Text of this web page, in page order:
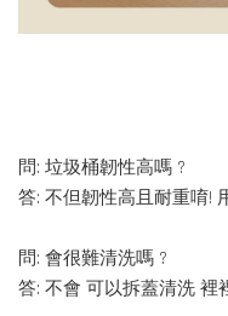
問: 垃圾桶韌性高嗎 ?
答: 不但韌性高且耐重唷!
問: 會很難清洗嗎 ?
答: 不會 可以拆蓋清洗 裡